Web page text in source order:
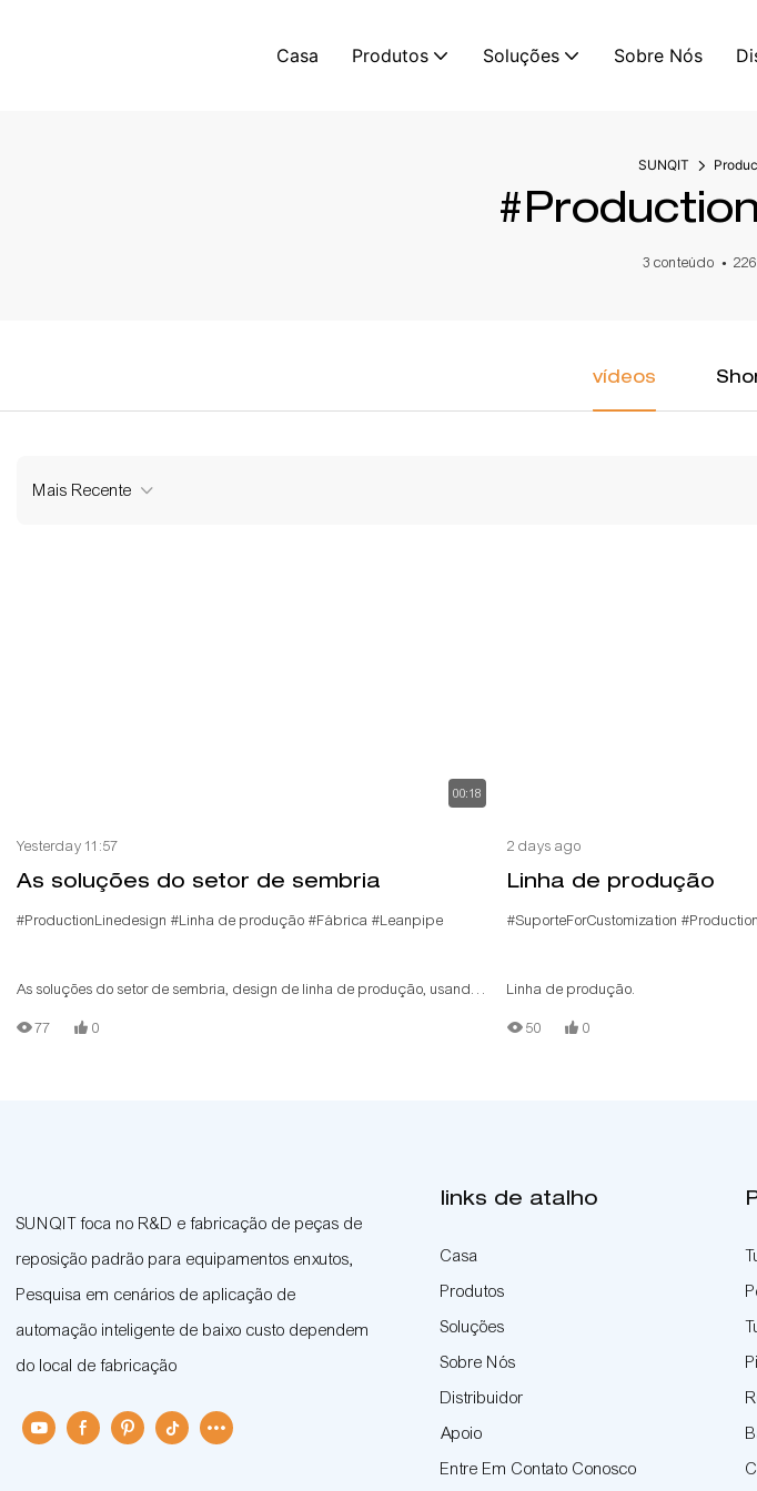
Casa Produtos Soluções Sobre Nós
SUNQIT
3 conteúdo
vídeos
Mais Recente
00:18
Yesterday 11:57
As soluções do setor de sembria
#ProductionLinedesign #Linha de produção #Fábrica #Leanpipe
As soluções do setor de sembria, design de linha de produção, usando a
terceira geração de conexão de tubo enxuto, suporta a personalização
77 0
2 days ago
Linha de produção
#SuporteForCustomization
Linha de produção.
50 0
SUNQIT foca no R&D e fabricação de peças de
reposição padrão para equipamentos enxutos,
Pesquisa em cenários de aplicação de
automação inteligente de baixo custo dependem
do local de fabricação
links de atalho
Casa
Produtos
Soluções
Sobre Nós
Distribuidor
Apoio
Entre Em Contato Conosco